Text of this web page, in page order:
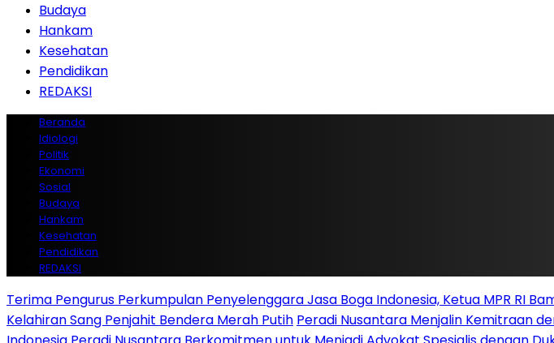
Budaya
Hankam
Kesehatan
Pendidikan
REDAKSI
Beranda
Idiologi
Politik
Ekonomi
Sosial
Budaya
Hankam
Kesehatan
Pendidikan
REDAKSI
Terima Pengurus Perkumpulan Penyelenggara Jasa Boga Indonesia, Ketua MPR RI
Kelahiran Sang Penjahit Bendera Merah Putih Peradi Nusantara Menjalin Kemitraan